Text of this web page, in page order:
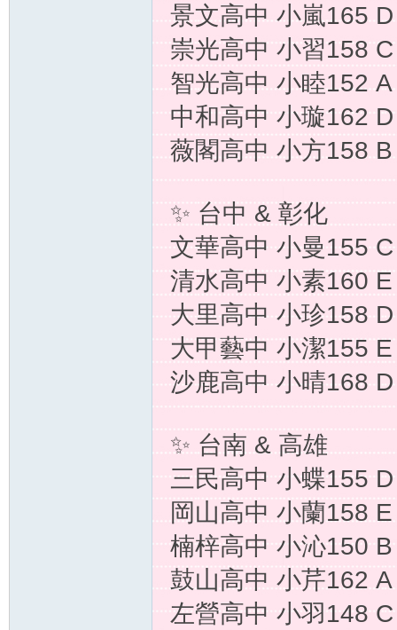
景文高中 小嵐165
崇光高中 小習158
智光高中 小睦152
中和高中 小璇162
薇閣高中 小方158
✨ 台中 & 彰化
文華高中 小曼155
清水高中 小素160
大里高中 小珍158
大甲藝中 小潔155
沙鹿高中 小晴168
✨ 台南 & 高雄
三民高中 小蝶155
岡山高中 小蘭158
楠梓高中 小沁150
鼓山高中 小芹162
左營高中 小羽148